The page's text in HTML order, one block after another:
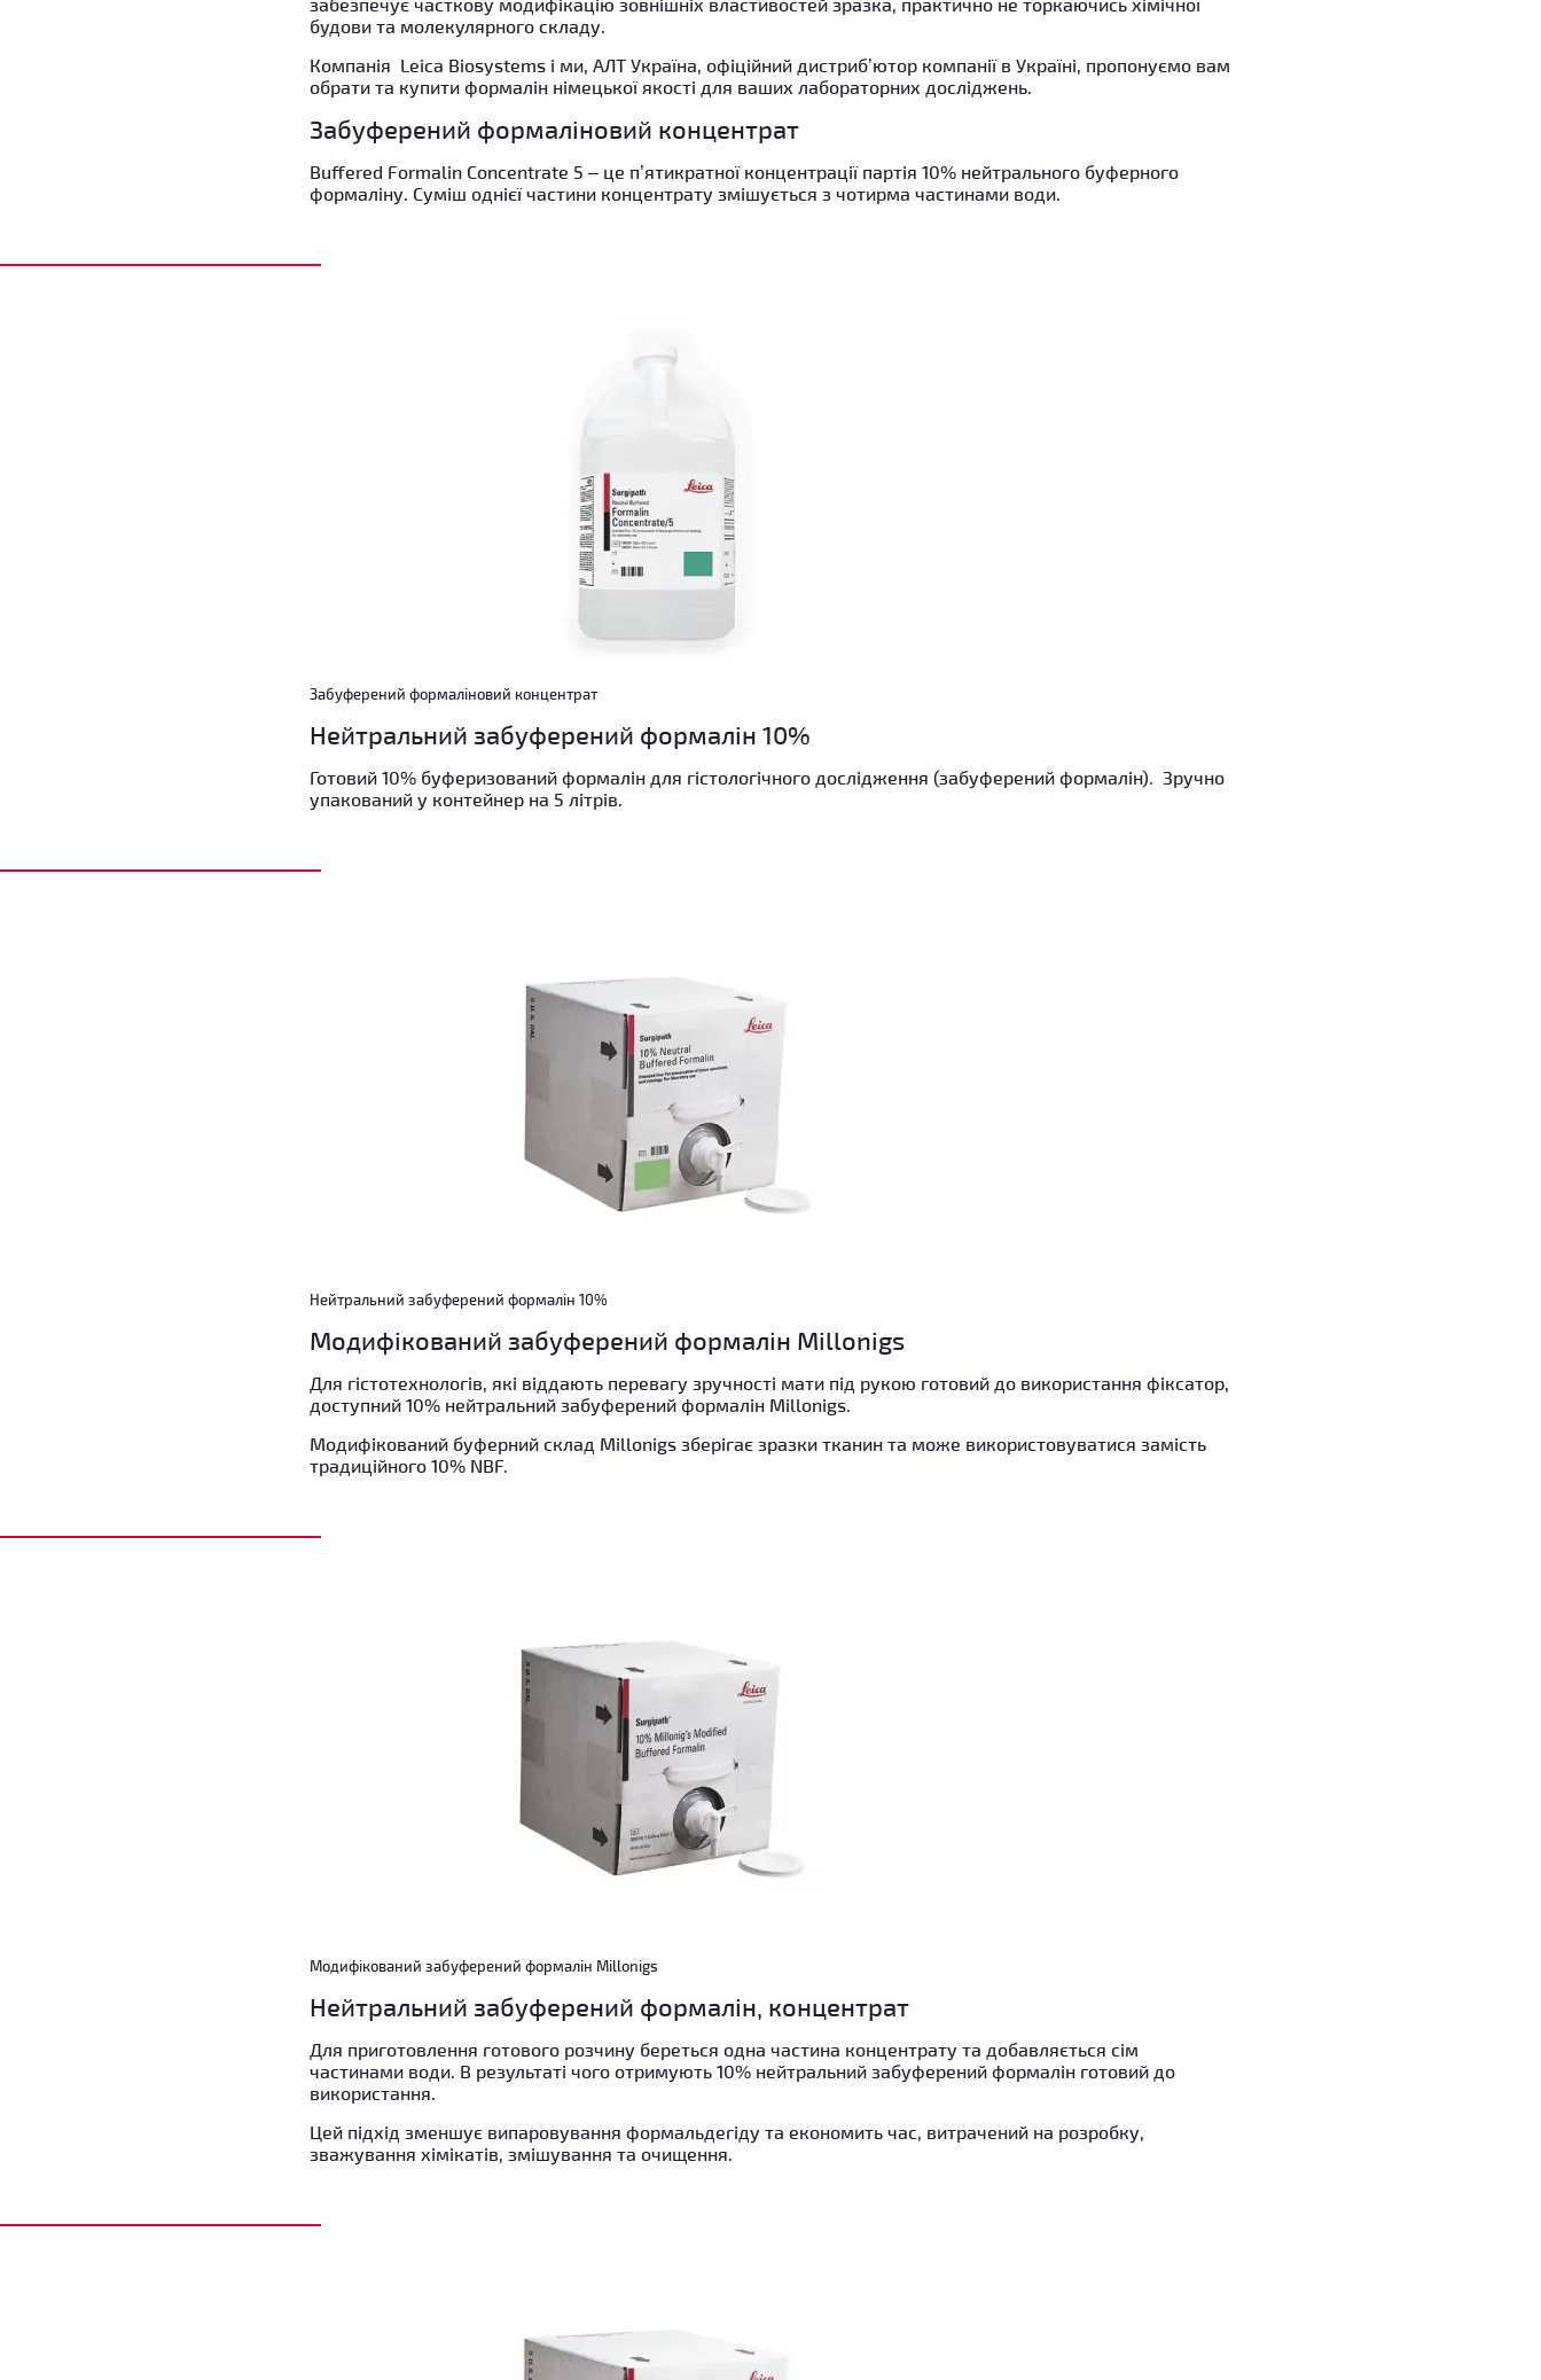
будови та молекулярного складу.
Компанія Leica Biosystems і ми, АЛТ Україна, офіційний дистриб’ютор компанії в Україні, пропонуємо вам
обрати та купити формалін німецької якості для ваших лабораторних досліджень.
Забуферений формаліновий концентрат
Buffered Formalin Concentrate 5 – це п’ятикратної концентрації партія 10% нейтрального буферного
формаліну. Суміш однієї частини концентрату змішується з чотирма частинами води.
Забуферений формаліновий концентрат
Нейтральний забуферений формалін 10%
Готовий 10% буферизований формалін для гістологічного дослідження (забуферений формалін). Зручно
упакований у контейнер на 5 літрів.
Нейтральний забуферений формалін 10%
Модифікований забуферений формалін Millonigs
Для гістотехнологів, які віддають перевагу зручності мати під рукою готовий до використання фіксатор,
доступний 10% нейтральний забуферений формалін Millonigs.
Модифікований буферний склад Millonigs зберігає зразки тканин та може використовуватися замість
традиційного 10% NBF.
Модифікований забуферений формалін Millonigs
Нейтральний забуферений формалін, концентрат
Для приготовлення готового розчину береться одна частина концентрату та добавляється сім
частинами води. В результаті чого отримують 10% нейтральний забуферений формалін готовий до
використання.
Цей підхід зменшує випаровування формальдегіду та економить час, витрачений на розробку,
зважування хімікатів, змішування та очищення.